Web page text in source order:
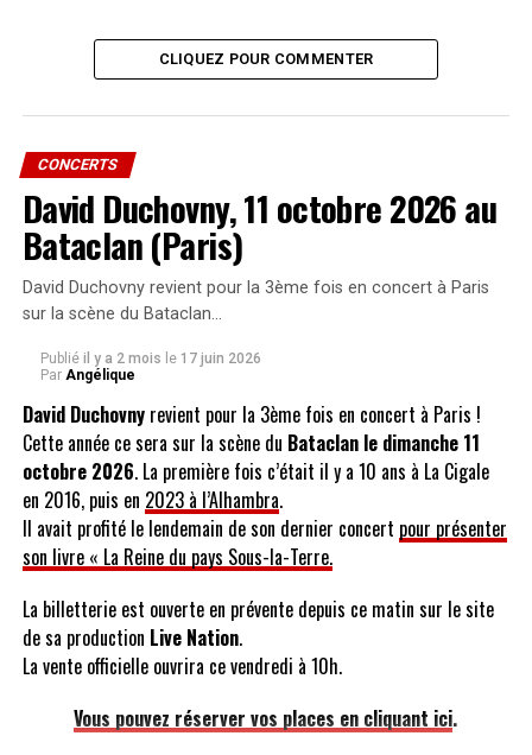
[Concert / Festival] La Fête de l’Huma : 14, 15 & 16
septembre 2007
CLIQUEZ POUR COMMENTER
CONCERTS
David Duchovny, 11 octobre 2026 au
Bataclan (Paris)
David Duchovny revient pour la 3ème fois en concert à Paris
sur la scène du Bataclan…
Publié il y a 2 mois le 17 juin 2026
Par Angélique
David Duchovnyrevient pour la 3ème fois en concert à Paris !
Cette année ce sera sur la scène du Bataclan le dimanche 11
octobre 2026. La première fois c’était il y a 10 ans à La Cigale
en 2016, puis en 2023 à l’Alhambra.
Il avait profité le lendemain de son dernier concert pour présenter
son livre « La Reine du pays Sous-la-Terre.
La billetterie est ouverte en prévente depuis ce matin sur le site
de sa production Live Nation.
La vente officielle ouvrira ce vendredi à 10h.
Vous pouvez réserver vos places en cliquant ici.